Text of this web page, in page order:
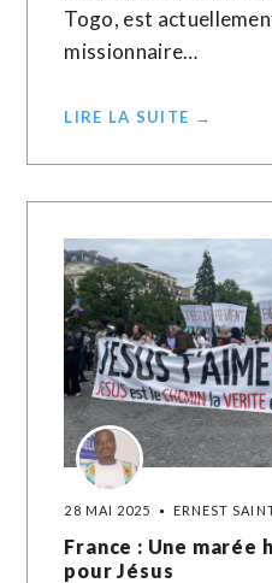
Togo, est
missionnaire…
LIRE LA SUITE →
28 MAI 2025 ERNEST
France : Une marée
pour Jésus